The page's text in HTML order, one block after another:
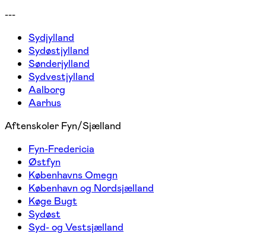
---
Sydjylland
Sydøstjylland
Sønderjylland
Sydvestjylland
Aalborg
Aarhus
Aftenskoler Fyn/Sjælland
Fyn-Fredericia
Østfyn
Københavns Omegn
København og Nordsjælland
Køge Bugt
Sydøst
Syd- og Vestsjælland